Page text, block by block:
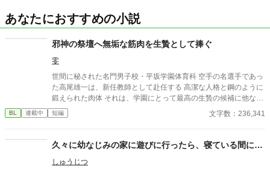
あなたにおすすめの小説
邪神の祭壇へ無垢な筋肉を生贄として捧ぐ
零
世間に秘された名門男子校・平坂学園体育科 空手の名選手であっ
た高尾雄一は、新任教師として赴任する 高潔な人格と鋼のように
鍛えられた肉体 それは、学園にとって最高の生贄の候補に他なら
なかった 至高の筋肉を持つ、精神を削られ意志をなくした青年を
太古の神に捧げるため、“水”、“風”、“土”の信奉者達が暗躍する 意
校で繰り広げられるダークファンタジー
BL 連載中 短編 文字数：236,341
久々に幼なじみの家に遊びに行ったら、寝ている間に…
しゅうじつ